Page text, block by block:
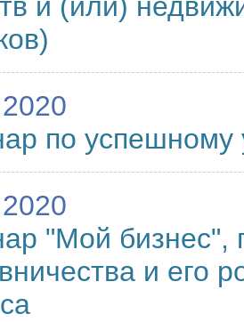
по успешному
"Мой бизнес",
и его